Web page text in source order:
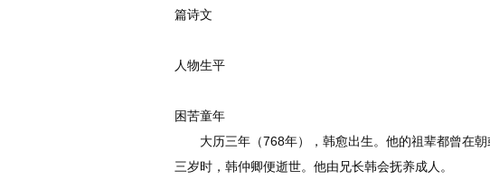
篇诗文
人物生平
困苦童年
大历三年（768年），韩愈出生。他的祖辈都曾在朝
三岁时，韩仲卿便逝世。他由兄长韩会抚养成人。